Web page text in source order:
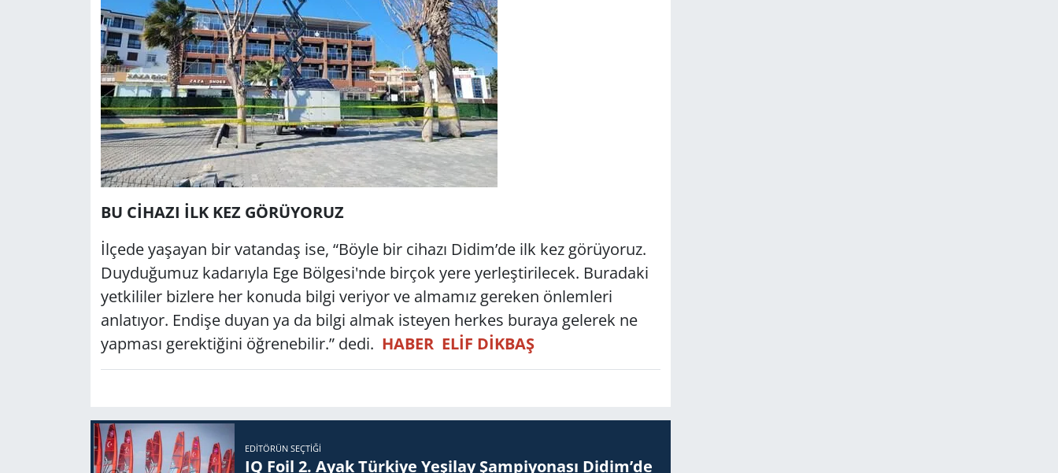
BU CİHAZI İLK KEZ GÖRÜYORUZ
İlçede yaşayan bir vatandaş ise, “Böyle bir cihazı Didim’de ilk kez görüyoruz.
Duyduğumuz kadarıyla Ege Bölgesi'nde birçok yere yerleştirilecek. Buradaki
yetkililer bizlere her konuda bilgi veriyor ve almamız gereken önlemleri
anlatıyor. Endişe duyan ya da bilgi almak isteyen herkes buraya gelerek ne
yapması gerektiğini öğrenebilir.” dedi. HABER ELİF DİKBAŞ
EDITÖRÜN SEÇTIĞI
IQ Foil 2. Ayak Tür­ki­ye Ye­şi­lay Şam­pi­yo­na­sı Didim’de